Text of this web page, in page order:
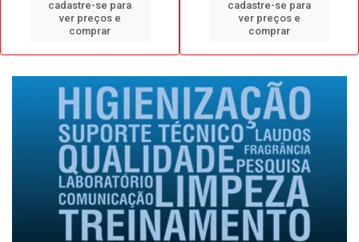
cadastre-se para
ver preços e
comprar
cadastre-se para
ver preços e
comprar